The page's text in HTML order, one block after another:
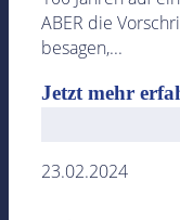
ABER die
besagen,...
Jetzt mehr
23.02.2024